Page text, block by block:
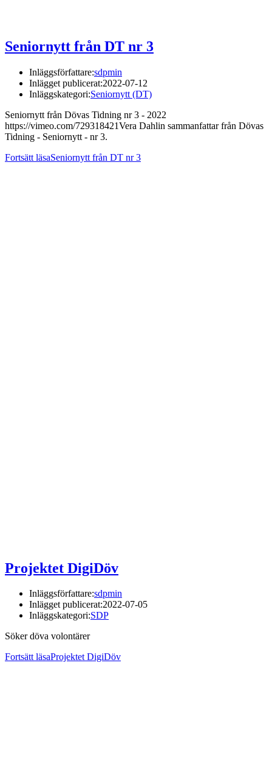
Seniornytt från DT nr 3
Inläggsförfattare:sdpmin
Inlägget publicerat:2022-07-12
Inläggskategori:Seniornytt (DT)
Seniornytt från Dövas Tidning nr 3 - 2022
https://vimeo.com/729318421Vera Dahlin sammanfattar från Dövas
Tidning - Seniornytt - nr 3.
Fortsätt läsaSeniornytt från DT nr 3
Projektet DigiDöv
Inläggsförfattare:sdpmin
Inlägget publicerat:2022-07-05
Inläggskategori:SDP
Söker döva volontärer
Fortsätt läsaProjektet DigiDöv